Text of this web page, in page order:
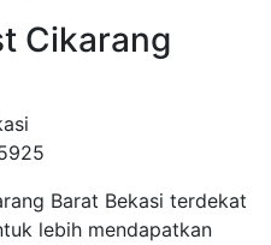
Cikarang
Barat Bekasi terdekat
lebih mendapatkan